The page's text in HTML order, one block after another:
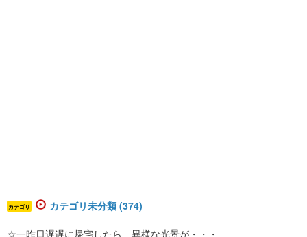
カテゴリ カテゴリ未分類 (374)
☆一昨日遅遅に帰宅したら、異様な光景が・・・